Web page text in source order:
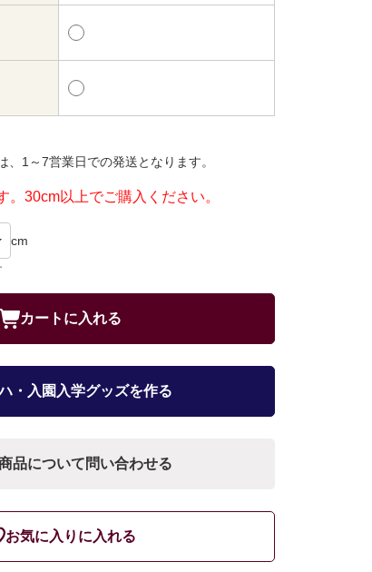
1～7営業日での発送となります。
。30cm以上でご購入ください。
cm
カートに入れる
・入園入学グッズを作る
品について問い合わせる
お気に入りに入れる